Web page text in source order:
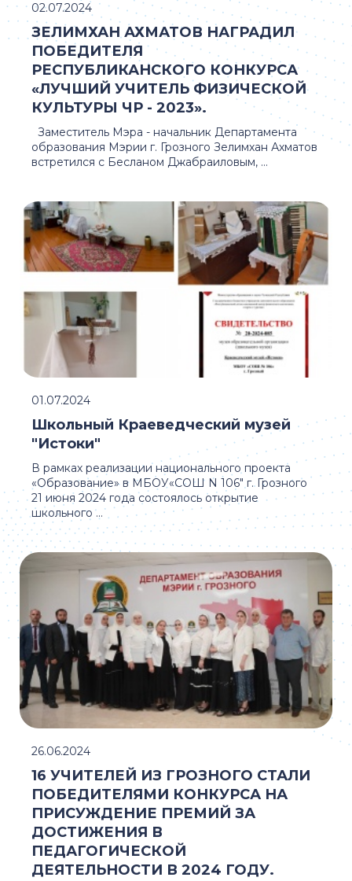
Заместитель Мэра - начальник Департамента
образования Мэрии г. Грозного Зелимхан Ахматов
встретился с Бесланом Джабраиловым, ...
ЗЕЛИМХАН АХМАТОВ НАГРАДИЛ
ПОБЕДИТЕЛЯ
РЕСПУБЛИКАНСКОГО КОНКУРСА
«ЛУЧШИЙ УЧИТЕЛЬ ФИЗИЧЕСКОЙ
КУЛЬТУРЫ ЧР - 2023».
02.07.2024
В рамках реализации национального проекта
«Образование» в МБОУ«СОШ N 106" г. Грозного
21 июня 2024 года состоялось открытие
школьного ...
Школьный Краеведческий музей
"Истоки"
01.07.2024
16 УЧИТЕЛЕЙ ИЗ ГРОЗНОГО СТАЛИ
ПОБЕДИТЕЛЯМИ КОНКУРСА НА
ПРИСУЖДЕНИЕ ПРЕМИЙ ЗА
ДОСТИЖЕНИЯ В
ПЕДАГОГИЧЕСКОЙ
ДЕЯТЕЛЬНОСТИ В 2024 ГОДУ.
26.06.2024